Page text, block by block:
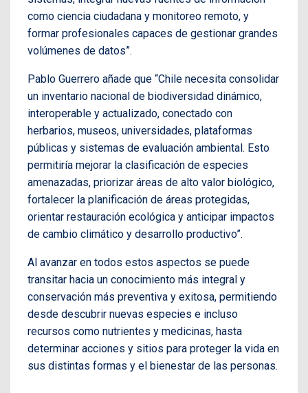
como ciencia ciudadana y monitoreo remoto, y
formar profesionales capaces de gestionar grandes
volúmenes de datos”.
Pablo Guerrero añade que “Chile necesita consolidar
un inventario nacional de biodiversidad dinámico,
interoperable y actualizado, conectado con
herbarios, museos, universidades, plataformas
públicas y sistemas de evaluación ambiental. Esto
permitiría mejorar la clasificación de especies
amenazadas, priorizar áreas de alto valor biológico,
fortalecer la planificación de áreas protegidas,
orientar restauración ecológica y anticipar impactos
de cambio climático y desarrollo productivo”.
Al avanzar en todos estos aspectos se puede
transitar hacia un conocimiento más integral y
conservación más preventiva y exitosa, permitiendo
desde descubrir nuevas especies e incluso
recursos como nutrientes y medicinas, hasta
determinar acciones y sitios para proteger la vida en
sus distintas formas y el bienestar de las personas.